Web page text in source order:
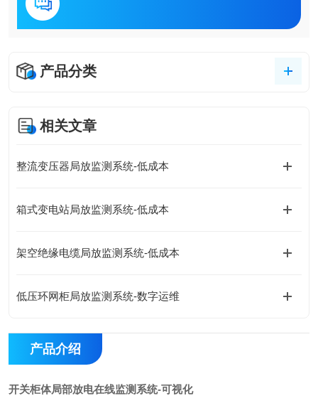
产品分类
相关文章
整流变压器局放监测系统-低成本
箱式变电站局放监测系统-低成本
架空绝缘电缆局放监测系统-低成本
低压环网柜局放监测系统-数字运维
产品介绍
开关柜体局部放电在线监测系统-可视化